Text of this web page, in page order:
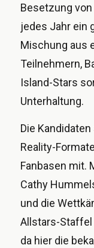
Besetzung
jedes Jahr ein
Mischung aus
Teilnehmern,
Island-Stars
Unterhaltung.
Die
Reality-
Fanbasen mit.
Cathy
und die
Allstars-
da hier die